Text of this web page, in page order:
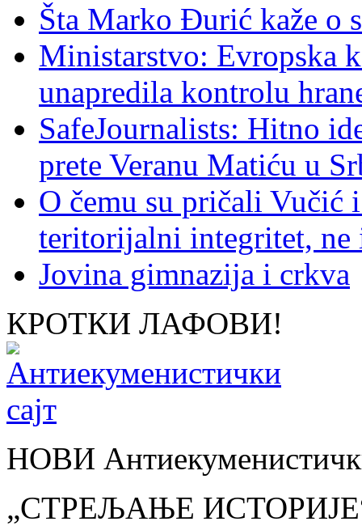
Šta Marko Đurić kaže o
Ministarstvo: Evropska
unapredila kontrolu
SafeJournalists: Hitno
prete Veranu Matiću u
O čemu su pričali Vučić
teritorijalni integritet, ne
Jovina gimnazija i crkva
КРОТКИ ЛАФОВИ!
НОВИ
„СТРЕЉАЊЕ